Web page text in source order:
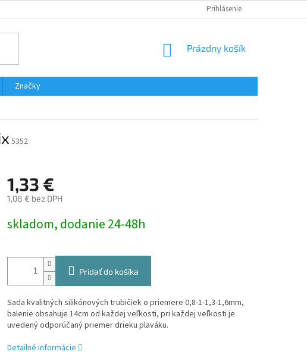
Prihlásenie
NÁKUPNÝ
Prázdny košík
Značky
5352
1,33 €
1,08 € bez DPH
cena:
skladom, dodanie 24-48h
Pridať do košíka
Sada kvalitných silikónových trubičiek o priemere 0,8-1-1,3-1,6mm,
balenie obsahuje 14cm od každej veľkosti, pri každej veľkosti je
uvedený odporúčaný priemer drieku plaváku.
Detailné informácie